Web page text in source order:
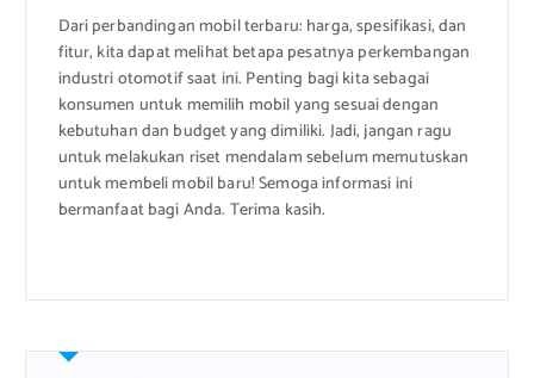
Dari perbandingan mobil terbaru: harga, spesifikasi, dan
fitur, kita dapat melihat betapa pesatnya perkembangan
industri otomotif saat ini. Penting bagi kita sebagai
konsumen untuk memilih mobil yang sesuai dengan
kebutuhan dan budget yang dimiliki. Jadi, jangan ragu
untuk melakukan riset mendalam sebelum memutuskan
untuk membeli mobil baru! Semoga informasi ini
bermanfaat bagi Anda. Terima kasih.